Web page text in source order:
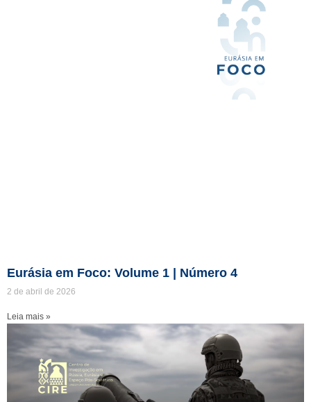
Eurásia em Foco: Volume 1 | Número 4
2 de abril de 2026
Leia mais »